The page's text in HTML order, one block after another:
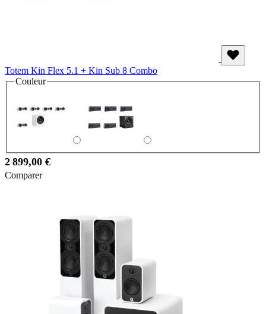
Totem Kin Flex 5.1 + Kin Sub 8 Combo
Couleur
2 899,00 €
Comparer